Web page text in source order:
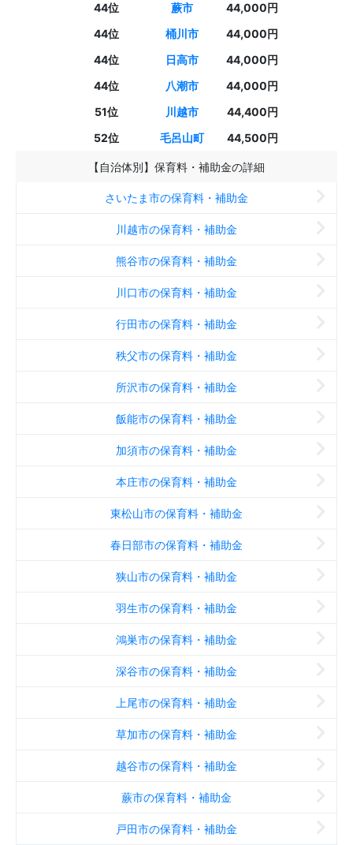
44位
蕨市
44,000円
44位
桶川市
44,000円
44位
日高市
44,000円
44位
八潮市
44,000円
51位
川越市
44,400円
52位
毛呂山町 44,500円
【自治体別】保育料・補助金の詳細
さいたま市の保育料・補助金
川越市の保育料・補助金
熊谷市の保育料・補助金
川口市の保育料・補助金
行田市の保育料・補助金
秩父市の保育料・補助金
所沢市の保育料・補助金
飯能市の保育料・補助金
加須市の保育料・補助金
本庄市の保育料・補助金
東松山市の保育料・補助金
春日部市の保育料・補助金
狭山市の保育料・補助金
羽生市の保育料・補助金
鴻巣市の保育料・補助金
深谷市の保育料・補助金
上尾市の保育料・補助金
草加市の保育料・補助金
越谷市の保育料・補助金
蕨市の保育料・補助金
戸田市の保育料・補助金